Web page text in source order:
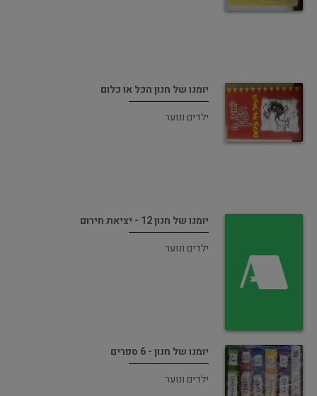
יומנו של חנון הכל או כלום
ילדים ונוער
יומנו של חנון 12 - יציאת חירום
ילדים ונוער
יומנו של חנון - 6 ספרים
ילדים ונוער